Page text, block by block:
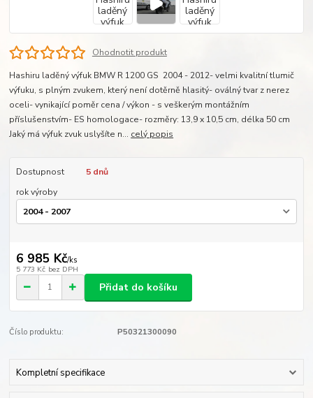
Ohodnotit produkt
Hashiru laděný výfuk BMW R 1200 GS 2004 - 2012- velmi kvalitní tlumič
výfuku, s plným zvukem, který není dotěrně hlasitý- oválný tvar z nerez
oceli- vynikající poměr cena / výkon - s veškerým montážním
příslušenstvím- ES homologace- rozměry: 13,9 x 10,5 cm, délka 50 cm
Jaký má výfuk zvuk uslyšíte n... celý popis
Dostupnost
5 dnů
rok výroby
6 985 Kč/ks
5 773 Kč bez DPH
Přidat do košíku
Číslo produktu: P50321300090
Kompletní specifikace